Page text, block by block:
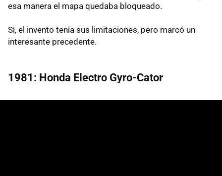
esa manera el mapa quedaba bloqueado.
Sí, el invento tenía sus limitaciones, pero marcó un
interesante precedente.
1981: Honda Electro Gyro-Cator